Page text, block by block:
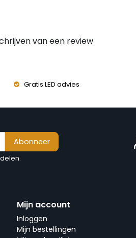
van een review
Gratis LED advies
Abonneer
Mijn account
Inloggen
Mijn bestellingen